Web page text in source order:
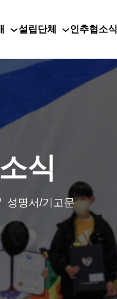
설립단체 인추협소식
식
명서/기고문